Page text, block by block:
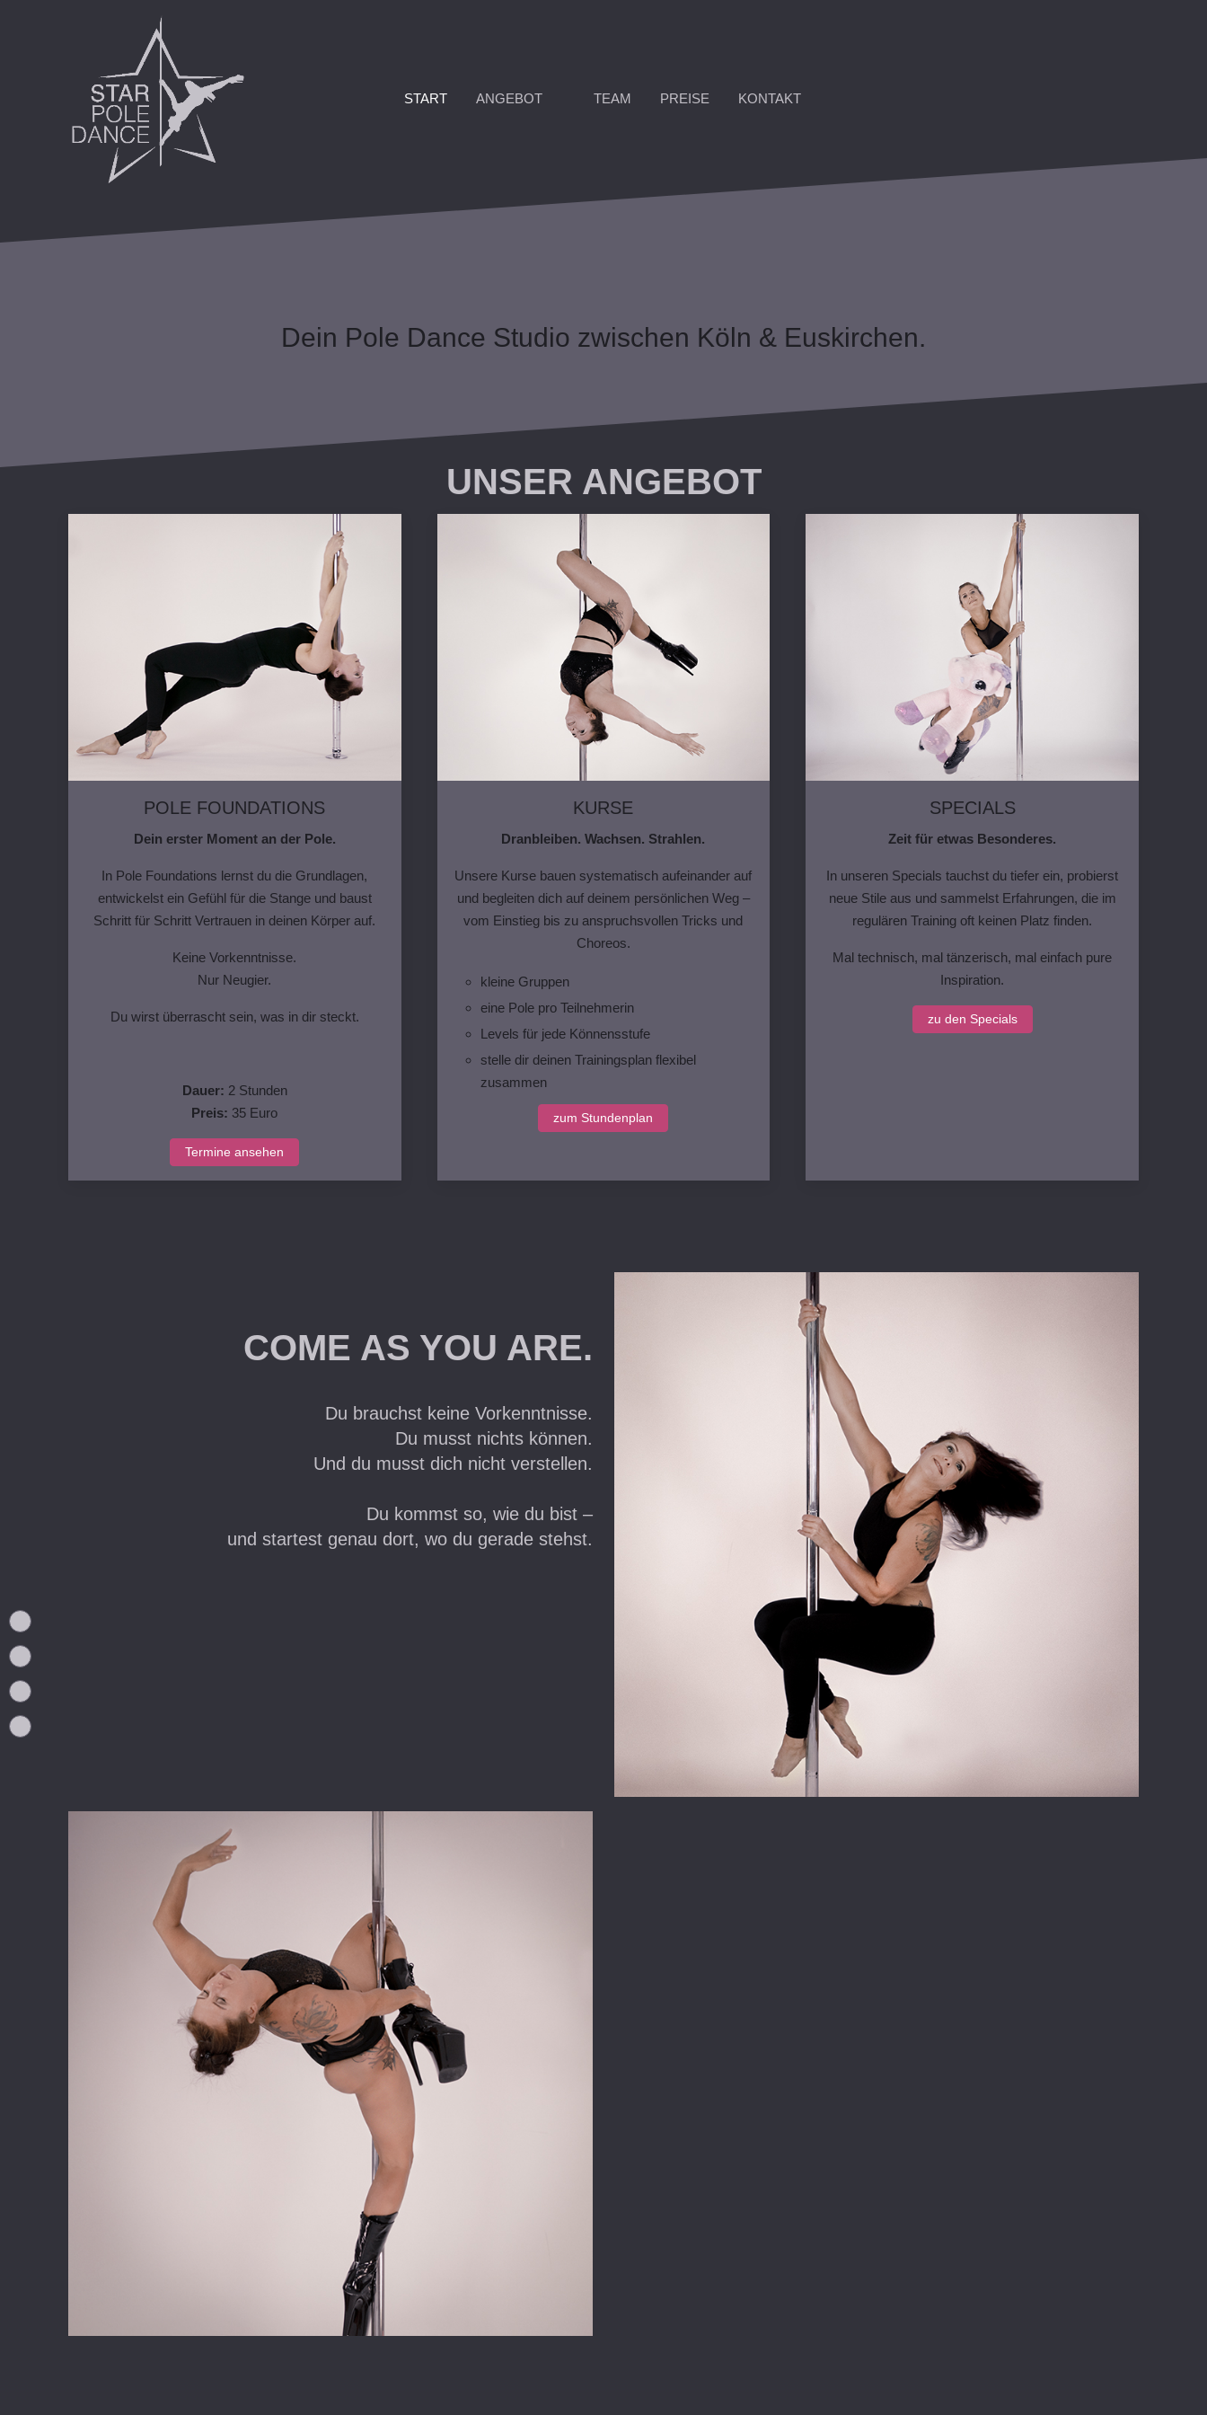
START ANGEBOT TEAM PREISE KONTAKT
Dein Pole Dance Studio zwischen Köln & Euskirchen.
UNSER ANGEBOT
POLE FOUNDATIONS
Dein erster Moment an der Pole.
In Pole Foundations lernst du die Grundlagen,
entwickelst ein Gefühl für die Stange und baust
Schritt für Schritt Vertrauen in deinen Körper auf.
Keine Vorkenntnisse.
Nur Neugier.
Du wirst überrascht sein, was in dir steckt.
Dauer: 2 Stunden
Preis: 35 Euro
Termine ansehen
KURSE
Dranbleiben. Wachsen. Strahlen.
Unsere Kurse bauen systematisch aufeinander auf
und begleiten dich auf deinem persönlichen Weg –
vom Einstieg bis zu anspruchsvollen Tricks und
Choreos.
kleine Gruppen
eine Pole pro Teilnehmerin
Levels für jede Könnensstufe
stelle dir deinen Trainingsplan flexibel
zusammen
zum Stundenplan
SPECIALS
Zeit für etwas Besonderes.
In unseren Specials tauchst du tiefer ein, probierst
neue Stile aus und sammelst Erfahrungen, die im
regulären Training oft keinen Platz finden.
Mal technisch, mal tänzerisch, mal einfach pure
Inspiration.
zu den Specials
COME AS YOU ARE.
Du brauchst keine Vorkenntnisse.
Du musst nichts können.
Und du musst dich nicht verstellen.
Du kommst so, wie du bist –
und startest genau dort, wo du gerade stehst.